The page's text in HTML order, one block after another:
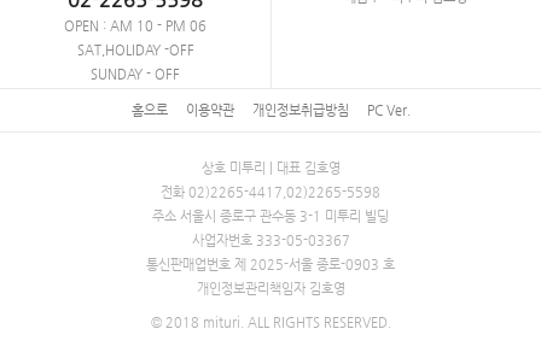
OPEN : AM 10 - PM 06
SAT,HOLIDAY -OFF
SUNDAY - OFF
홈으로 이용약관 개인정보취급방침 PC Ver.
상호 미투리 | 대표 김호영
전화 02)2265-4417,02)2265-5598
주소 서울시 종로구 관수동 3-1 미투리 빌딩
사업자번호 333-05-03367
통신판매업번호 제 2025-서울 종로-0903 호
개인정보관리책임자 김호영
© 2018 mituri. ALL RIGHTS RESERVED.